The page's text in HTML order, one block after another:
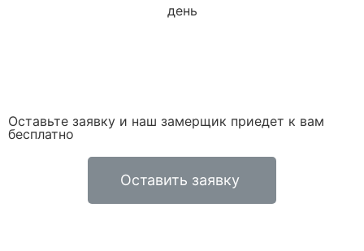
день
Оставьте заявку и наш замерщик приедет к вам
бесплатно
Оставить заявку